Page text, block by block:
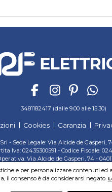
3481182417 (dalle 9.00 alle 15.30)
Cookies Garanzia
- Sede Legale: Via Alcide de Gasperi,
Iva: 02435300591 - Codice Fiscale:
Via Alcide de Gasperi, 74 -
e per personalizzare contenuti
il consenso è da considerarsi negato.